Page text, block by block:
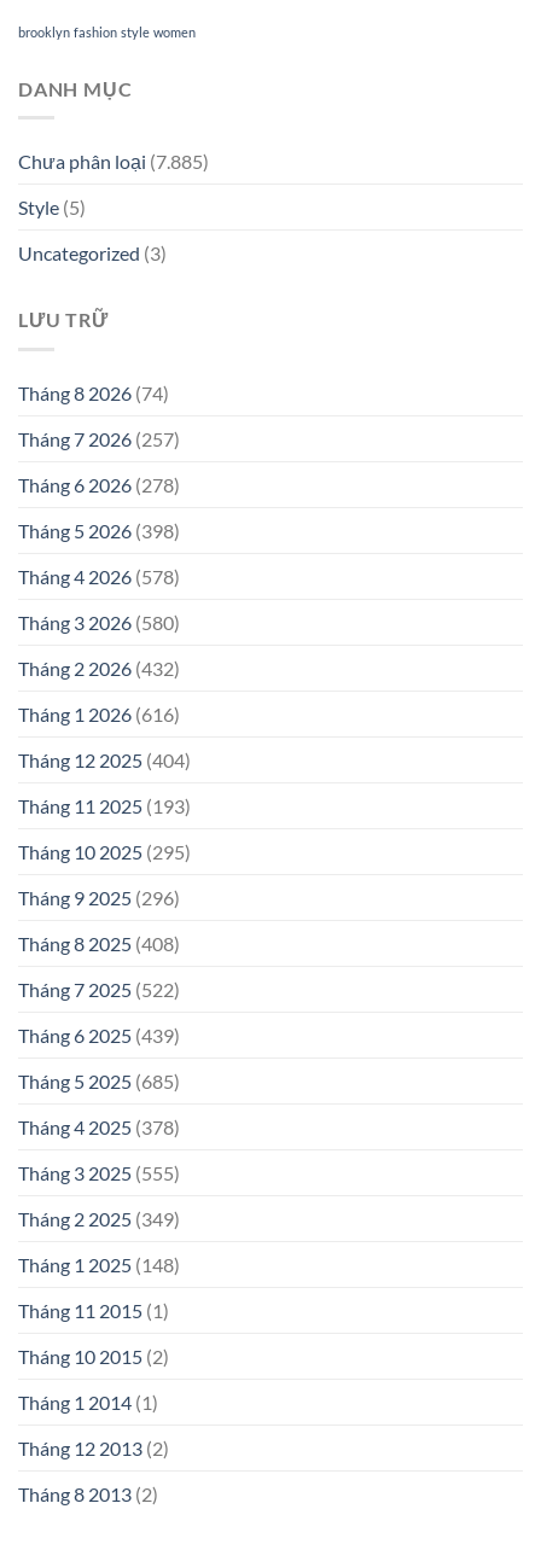
brooklyn fashion style women
DANH MỤC
Chưa phân loại (7.885)
Style (5)
Uncategorized (3)
LƯU TRỮ
Tháng 8 2026 (74)
Tháng 7 2026 (257)
Tháng 6 2026 (278)
Tháng 5 2026 (398)
Tháng 4 2026 (578)
Tháng 3 2026 (580)
Tháng 2 2026 (432)
Tháng 1 2026 (616)
Tháng 12 2025 (404)
Tháng 11 2025 (193)
Tháng 10 2025 (295)
Tháng 9 2025 (296)
Tháng 8 2025 (408)
Tháng 7 2025 (522)
Tháng 6 2025 (439)
Tháng 5 2025 (685)
Tháng 4 2025 (378)
Tháng 3 2025 (555)
Tháng 2 2025 (349)
Tháng 1 2025 (148)
Tháng 11 2015 (1)
Tháng 10 2015 (2)
Tháng 1 2014 (1)
Tháng 12 2013 (2)
Tháng 8 2013 (2)